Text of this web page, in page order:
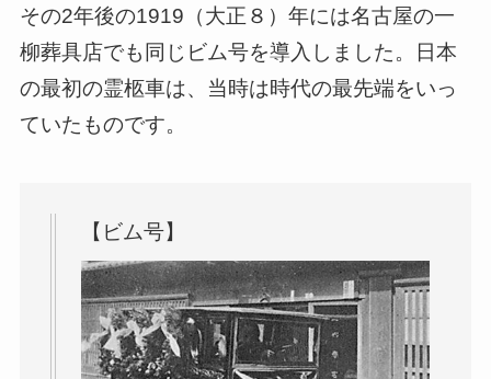
その2年後の1919（大正８）年には名古屋の一
柳葬具店でも同じビム号を導入しました。日本
の最初の霊柩車は、当時は時代の最先端をいっ
ていたものです。
【ビム号】